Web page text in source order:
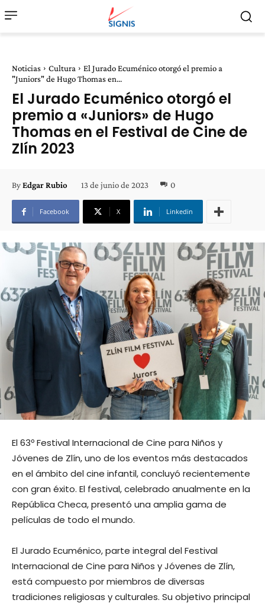
Noticias Cultura
El Jurado Ecuménico otorgó el premio a
"Juniors" de Hugo Thomas en...
El Jurado Ecuménico otorgó el
premio a «Juniors» de Hugo
Thomas en el Festival de Cine de
Zlín 2023
ByEdgar Rubio 13 de junio de 2023 0
Facebook X Linkedin
El 63º Festival Internacional de Cine para Niños y
Jóvenes de Zlín, uno de los eventos más destacados
en el ámbito del cine infantil, concluyó recientemente
con gran éxito. El festival, celebrado anualmente en la
República Checa, presentó una amplia gama de
películas de todo el mundo.
El Jurado Ecuménico, parte integral del Festival
Internacional de Cine para Niños y Jóvenes de Zlín,
está compuesto por miembros de diversas
tradiciones religiosas y culturales. Su objetivo principal